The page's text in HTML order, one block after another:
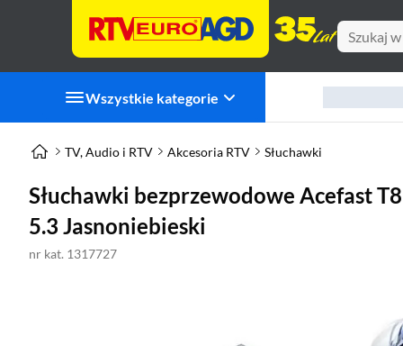
Wszystkie kategorie
TV, Audio i RTV Akcesoria RTV Słuchawki
Słuchawki bezprzewodowe Acefast
5.3 Jasnoniebieski
nr kat. 1317727